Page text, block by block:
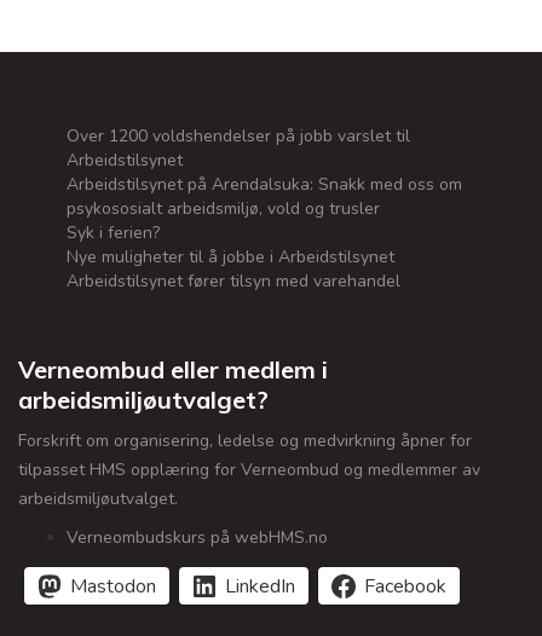
Over 1200 voldshendelser på jobb varslet til
Arbeidstilsynet
Arbeidstilsynet på Arendalsuka: Snakk med oss om
psykososialt arbeidsmiljø, vold og trusler
Syk i ferien?
Nye muligheter til å jobbe i Arbeidstilsynet
Arbeidstilsynet fører tilsyn med varehandel
Verneombud eller medlem i
arbeidsmiljøutvalget?
Forskrift om organisering, ledelse og medvirkning åpner for
tilpasset HMS opplæring for Verneombud og medlemmer av
arbeidsmiljøutvalget.
Verneombudskurs på webHMS.no
Mastodon LinkedIn Facebook